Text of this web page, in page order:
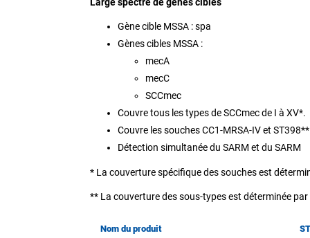
Large spectre de gènes cibles
Gène cible MSSA : spa
Gènes cibles MSSA :
mecA
mecC
SCCmec
Couvre tous les types de SCCmec de I à XV*.
Couvre les souches CC1-MRSA-IV et
Détection simultanée du SARM et du SARM
* La couverture spécifique des souches est
** La couverture des sous-types est déterminée
Nom du produit